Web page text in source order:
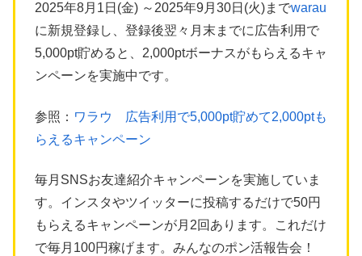
2025年8月1日(金) ～2025年9月30日(火)までwarau
に新規登録し、登録後翌々月末までに広告利用で
5,000pt貯めると、2,000ptボーナスがもらえるキャ
ンペーンを実施中です。
参照： ワラウ 広告利用で5,000pt貯めて2,000ptも
らえるキャンペーン
毎月SNSお友達紹介キャンペーンを実施していま
す。インスタやツイッターに投稿するだけで50円
もらえるキャンペーンが月2回あります。これだけ
で毎月100円稼げます。みんなのポン活報告会！